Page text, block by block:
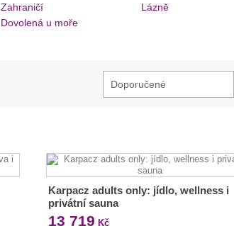
Zahraničí
Dovolená u moře
Lázně
Doporučené
Karpacz adults only: jídlo, wellness i
privátní sauna
13 719 Kč